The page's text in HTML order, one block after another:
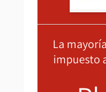
La
impuesto